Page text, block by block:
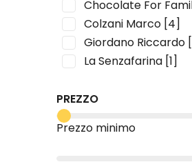
Chocolate For
Colzani Marco [4]
Giordano Riccardo
La Senzafarina [1]
PREZZO
Prezzo minimo